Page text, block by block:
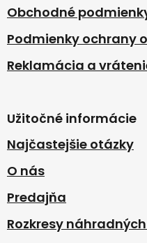
Obchodné
Podmienky ochrany
Reklamácia a
Užitočné informácie
Najčastejšie otázky
O nás
Predajňa
Rozkresy